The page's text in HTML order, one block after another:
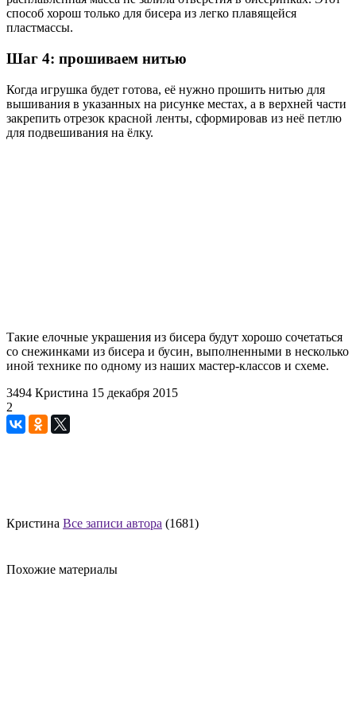
способ хорош только для бисера из легко плавящейся
пластмассы.
Шаг 4: прошиваем нитью
Когда игрушка будет готова, её нужно прошить нитью для
вышивания в указанных на рисунке местах, а в верхней части
закрепить отрезок красной ленты, сформировав из неё петлю
для подвешивания на ёлку.
Такие елочные украшения из бисера будут хорошо сочетаться
со снежинками из бисера и бусин, выполненными в несколько
иной технике по одному из наших мастер-классов и схеме.
3494 Кристина 15 декабря 2015
2
Кристина Все записи автора (1681)
Похожие материалы